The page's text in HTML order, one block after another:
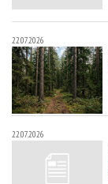
22.07.2026
22.07.2026